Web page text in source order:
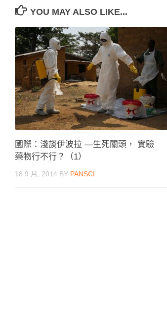
YOU MAY ALSO LIKE...
國際：淺談伊波拉 ―生死關頭， 實驗
藥物行不行？（1）
18 9 月, 2014 BY PANSCI